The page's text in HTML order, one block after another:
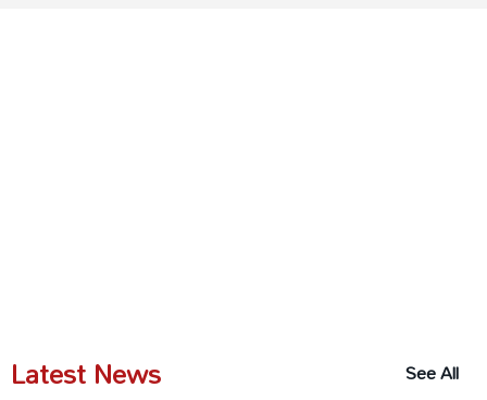
Latest News
See All